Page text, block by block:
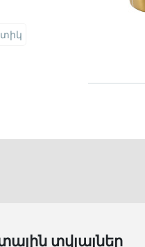
տվյալներ